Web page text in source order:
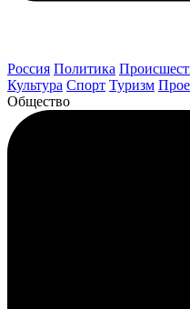
Россия Политика
Культура Спорт Туризм
Общество